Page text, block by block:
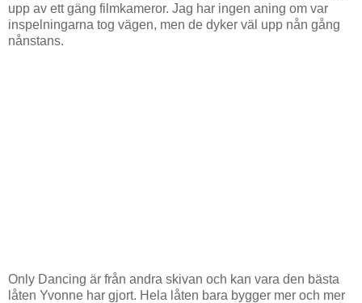
upp av ett gäng filmkameror. Jag har ingen aning om var
inspelningarna tog vägen, men de dyker väl upp nån gång
nånstans.
Only Dancing är från andra skivan och kan vara den bästa
låten Yvonne har gjort. Hela låten bara bygger mer och mer